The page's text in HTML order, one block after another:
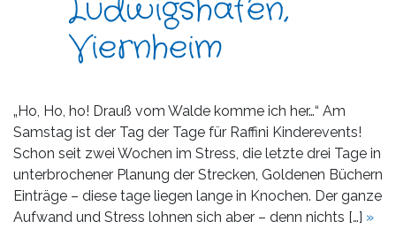
Ludwigshafen,
Viernheim
„Ho, Ho, ho! Drauß vom Walde komme ich her…“ Am
Samstag ist der Tag der Tage für Raffini Kinderevents!
Schon seit zwei Wochen im Stress, die letzte drei Tage in
unterbrochener Planung der Strecken, Goldenen Büchern
Einträge – diese tage liegen lange in Knochen. Der ganze
Aufwand und Stress lohnen sich aber – denn nichts […] »